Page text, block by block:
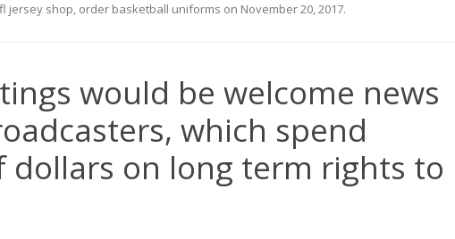
jersey shop, order basketball uniforms on November 20, 2017.
would be welcome news
which spend
dollars on long term rights to